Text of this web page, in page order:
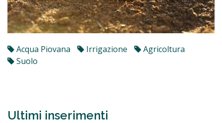
Acqua Piovana Irrigazione
Agricoltura
Suolo
Ultimi inserimenti